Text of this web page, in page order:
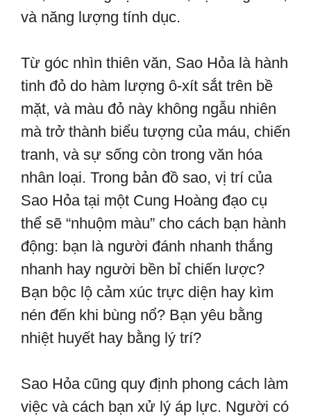
và năng lượng tính dục.
Từ góc nhìn thiên văn, Sao Hỏa là hành
tinh đỏ do hàm lượng ô-xít sắt trên bề
mặt, và màu đỏ này không ngẫu nhiên
mà trở thành biểu tượng của máu, chiến
tranh, và sự sống còn trong văn hóa
nhân loại. Trong bản đồ sao, vị trí của
Sao Hỏa tại một Cung Hoàng đạo cụ
thể sẽ “nhuộm màu” cho cách bạn hành
động: bạn là người đánh nhanh thắng
nhanh hay người bền bỉ chiến lược?
Bạn bộc lộ cảm xúc trực diện hay kìm
nén đến khi bùng nổ? Bạn yêu bằng
nhiệt huyết hay bằng lý trí?
Sao Hỏa cũng quy định phong cách làm
việc và cách bạn xử lý áp lực. Người có